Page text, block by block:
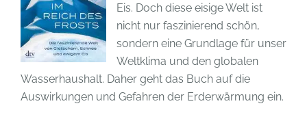
Eis. Doch diese eisige Welt ist
nicht nur faszinierend schön,
sondern eine Grundlage für unser
Weltklima und den globalen
Wasserhaushalt. Daher geht das Buch auf die
Auswirkungen und Gefahren der Erderwärmung ein.